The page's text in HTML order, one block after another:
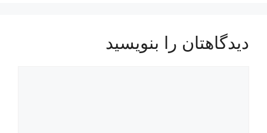
دیدگاهتان را بنویسید